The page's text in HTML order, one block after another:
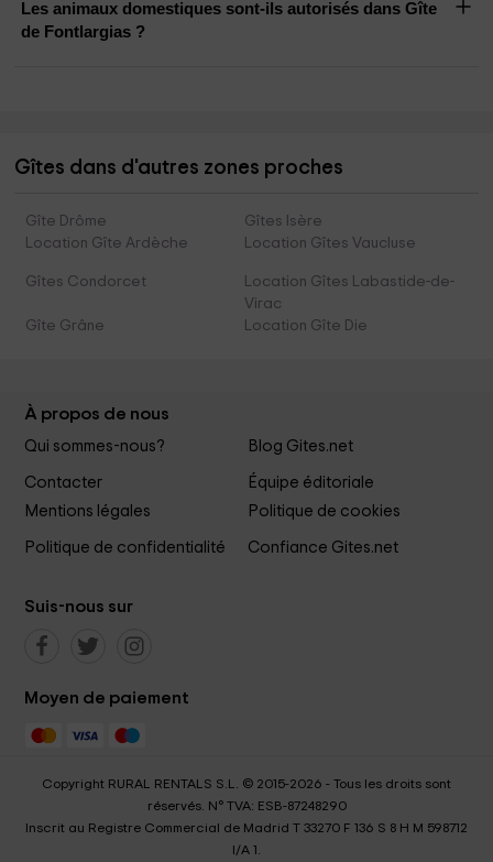
Les animaux domestiques sont-ils autorisés dans Gîte
de Fontlargias ?
Gîtes dans d'autres zones proches
Gîte Drôme
Gîtes Isère
Location Gîte Ardèche
Location Gîtes Vaucluse
Gîtes Condorcet
Location Gîtes Labastide-de-
Virac
Gîte Grâne
Location Gîte Die
À propos de nous
Qui sommes-nous? Blog Gites.net
Contacter
Équipe éditoriale
Mentions légales
Politique de cookies
Politique de confidentialité Confiance Gites.net
Suis-nous sur
Moyen de paiement
Copyright RURAL RENTALS S.L. © 2015-2026 - Tous les droits sont
réservés. N° TVA: ESB-87248290
Inscrit au Registre Commercial de Madrid T 33270 F 136 S 8 H M 598712
I/A 1.